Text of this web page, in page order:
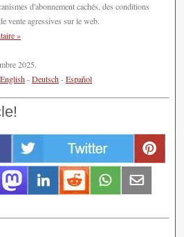
d'abonnement cachés, des conditions
vente agressives sur le web.
»
2025.
English-Deutsch-Español